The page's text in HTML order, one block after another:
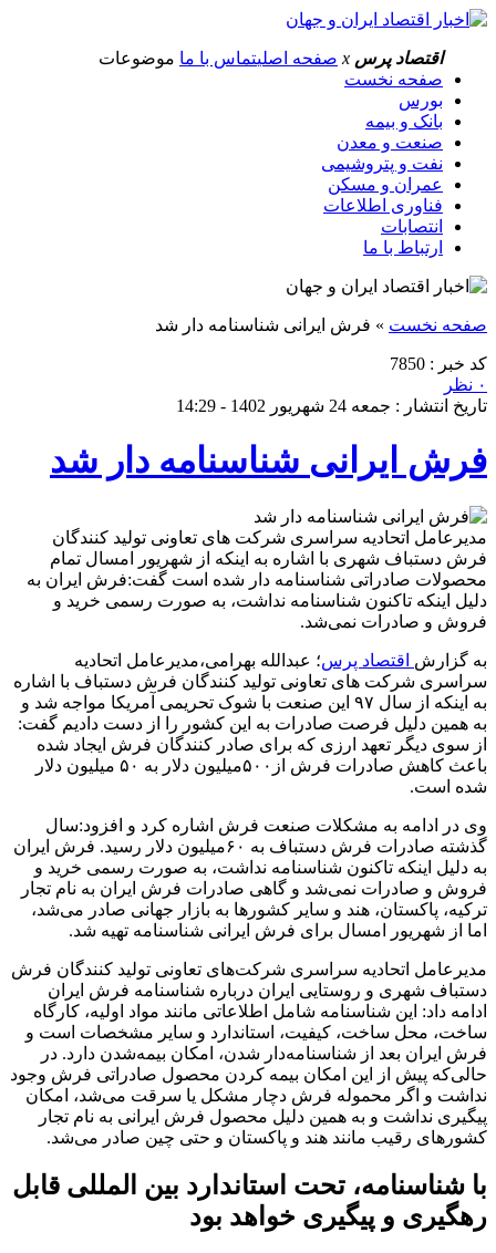
اقتصاد پرس x صفحه اصلیتماس با ما موضوعات
صفحه نخست
بورس
بانک و بیمه
صنعت و معدن
نفت و پتروشیمی
عمران و مسکن
فناوری اطلاعات
انتصابات
ارتباط با ما
صفحه نخست » فرش ایرانی شناسنامه دار شد
کد خبر : 7850
۰ نظر
تاریخ انتشار : جمعه 24 شهریور 1402 - 14:29
فرش ایرانی شناسنامه دار شد
مدیرعامل اتحادیه سراسری شرکت های تعاونی تولید کنندگان
فرش دستباف شهری با اشاره به اینکه از شهریور امسال تمام
محصولات صادراتی شناسنامه دار شده است گفت:فرش ایران به
دلیل اینکه تاکنون شناسنامه نداشت، به صورت رسمی خرید و
فروش و صادرات نمی‌شد.
به گزارش اقتصاد پرس؛ عبدالله بهرامی،مدیرعامل اتحادیه
سراسری شرکت های تعاونی تولید کنندگان فرش دستباف با اشاره
به اینکه از سال ۹۷ این صنعت با شوک تحریمی آمریکا مواجه شد و
به همین دلیل فرصت صادرات به این کشور را از دست دادیم گفت:
از سوی دیگر تعهد ارزی که برای صادر کنندگان فرش ایجاد شده
باعث کاهش صادرات فرش از۵۰۰میلیون دلار به ۵۰ میلیون دلار
شده است.
وی در ادامه به مشکلات صنعت فرش اشاره کرد و افزود:سال
گذشته صادرات فرش دستباف به ۶۰میلیون دلار رسید. فرش ایران
به دلیل اینکه تاکنون شناسنامه نداشت، به صورت رسمی خرید و
فروش و صادرات نمی‌شد و گاهی صادرات فرش ایران به نام تجار
ترکیه، پاکستان، هند و سایر کشورها به بازار جهانی صادر می‌شد،
اما از شهریور امسال برای فرش ایرانی شناسنامه‌ تهیه شد.
مدیرعامل اتحادیه سراسری شرکت‌های تعاونی تولید کنندگان فرش
دستباف شهری و روستایی ایران درباره شناسنامه فرش ایران
ادامه داد: این شناسنامه شامل اطلاعاتی مانند مواد اولیه، کارگاه
ساخت، محل ساخت، کیفیت، استاندارد و سایر مشخصات است و
فرش ایران بعد از شناسنامه‌دار شدن، امکان بیمه‌شدن ‌دارد. در
حالی‌که پیش از این امکان بیمه کردن محصول صادراتی فرش وجود
نداشت و اگر محموله فرش دچار مشکل یا سرقت می‌شد، امکان
پیگیری نداشت و به همین دلیل محصول فرش ایرانی به نام تجار
کشورهای رقیب مانند هند و پاکستان و حتی چین صادر می‌شد.
با شناسنامه، تحت استاندارد بین المللی قابل
رهگیری و پیگیری خواهد بود